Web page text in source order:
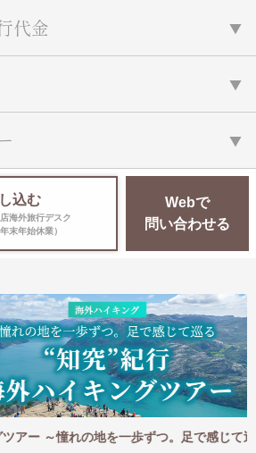
代金
込む
海外旅行デスク
末年始休業）
Webで
問い合わせる
憧れの地を一歩ずつ。足で感じて巡る～